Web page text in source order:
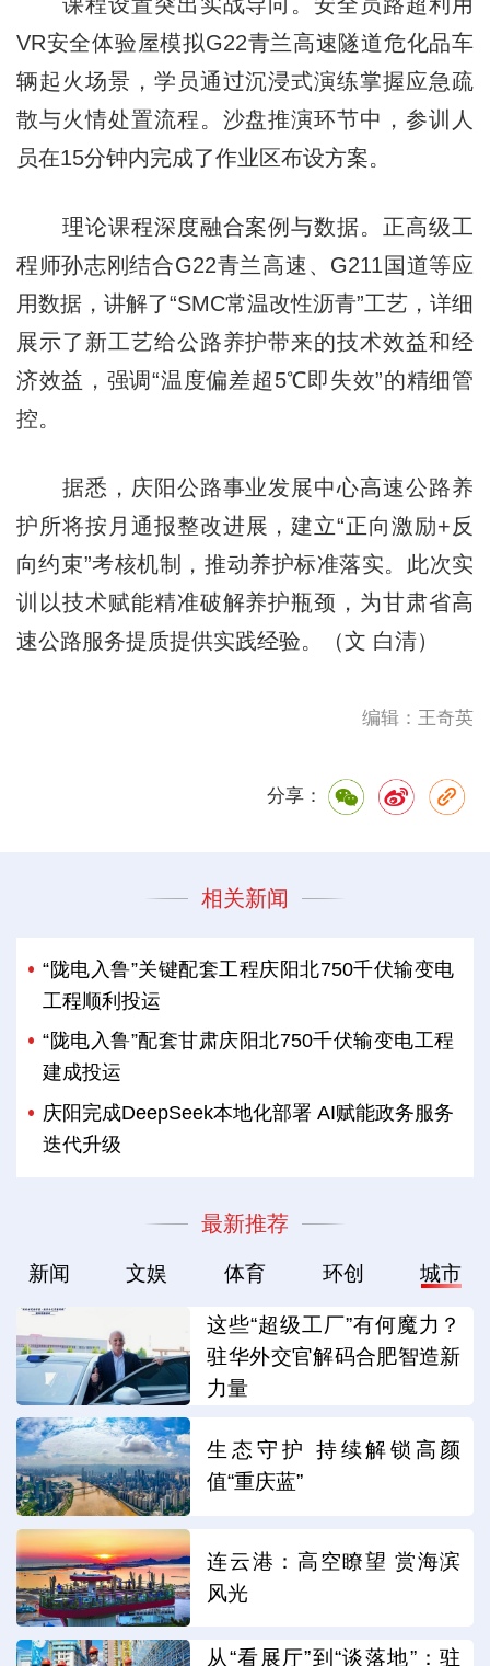
VR安全体验屋模拟G22青兰高速隧道危化品车
辆起火场景，学员通过沉浸式演练掌握应急疏
散与火情处置流程。沙盘推演环节中，参训人
员在15分钟内完成了作业区布设方案。
理论课程深度融合案例与数据。正高级工
程师孙志刚结合G22青兰高速、G211国道等应
用数据，讲解了“SMC常温改性沥青”工艺，详细
展示了新工艺给公路养护带来的技术效益和经
济效益，强调“温度偏差超5℃即失效”的精细管
控。
据悉，庆阳公路事业发展中心高速公路养
护所将按月通报整改进展，建立“正向激励+反
向约束”考核机制，推动养护标准落实。此次实
训以技术赋能精准破解养护瓶颈，为甘肃省高
速公路服务提质提供实践经验。（文 白清）
编辑：王奇英
分享：
相关新闻
“陇电入鲁”关键配套工程庆阳北750千伏输变电
工程顺利投运
“陇电入鲁”配套甘肃庆阳北750千伏输变电工程
建成投运
庆阳完成DeepSeek本地化部署 AI赋能政务服务
迭代升级
最新推荐
新闻 文娱 体育 环创 城市
这些“超级工厂”有何魔力？
驻华外交官解码合肥智造新
力量
生态守护 持续解锁高颜
值“重庆蓝”
连云港：高空瞭望 赏海滨
风光
从“看展厅”到“谈落地”：驻